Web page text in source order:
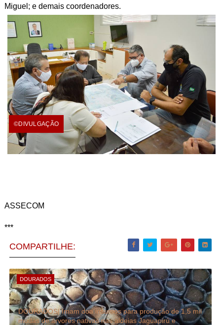
Miguel; e demais coordenadores.
©DIVULGAÇÃO
ASSECOM
***
COMPARTILHE:
DOURADOS
DOURADOS| Imam doa insumos para produção de 1,5 mil
mudas de árvores nativas nas aldeias Jaguapirú e